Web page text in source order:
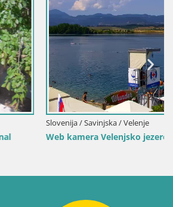
jezero – Plaža Velenje uživo